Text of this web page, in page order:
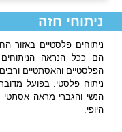
ניתוחי חזה
ניתוחים פלסטיים באזור
הם ככל הנראה
הפלסטיים והאסתטיים
ניתוח פלסטי. בפועל
הנשי והגברי מראה
היופי.